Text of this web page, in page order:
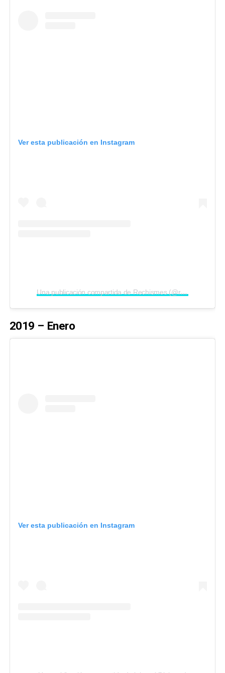
Ver esta publicación en Instagram
Una publicación compartida de Rechismes (@rechismes)
2019 – Enero
Ver esta publicación en Instagram